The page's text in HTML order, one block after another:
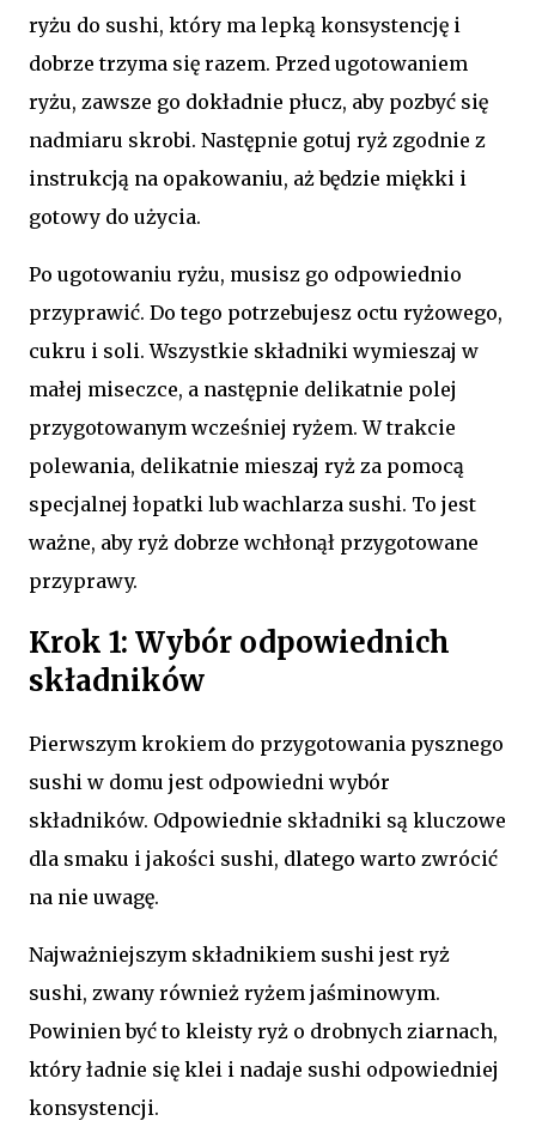
ryżu do sushi, który ma lepką konsystencję i
dobrze trzyma się razem. Przed ugotowaniem
ryżu, zawsze go dokładnie płucz, aby pozbyć się
nadmiaru skrobi. Następnie gotuj ryż zgodnie z
instrukcją na opakowaniu, aż będzie miękki i
gotowy do użycia.
Po ugotowaniu ryżu, musisz go odpowiednio
przyprawić. Do tego potrzebujesz octu ryżowego,
cukru i soli. Wszystkie składniki wymieszaj w
małej miseczce, a następnie delikatnie polej
przygotowanym wcześniej ryżem. W trakcie
polewania, delikatnie mieszaj ryż za pomocą
specjalnej łopatki lub wachlarza sushi. To jest
ważne, aby ryż dobrze wchłonął przygotowane
przyprawy.
Krok 1: Wybór odpowiednich
składników
Pierwszym krokiem do przygotowania pysznego
sushi w domu jest odpowiedni wybór
składników. Odpowiednie składniki są kluczowe
dla smaku i jakości sushi, dlatego warto zwrócić
na nie uwagę.
Najważniejszym składnikiem sushi jest ryż
sushi, zwany również ryżem jaśminowym.
Powinien być to kleisty ryż o drobnych ziarnach,
który ładnie się klei i nadaje sushi odpowiedniej
konsystencji.